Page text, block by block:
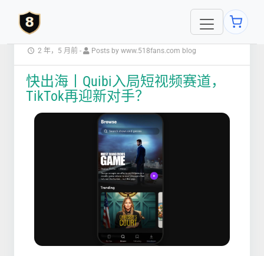
2 年，5 月前 - Posts by www.518fans.com blog
快出海丨Quibi入局短视频赛道，
TikTok再迎新对手？